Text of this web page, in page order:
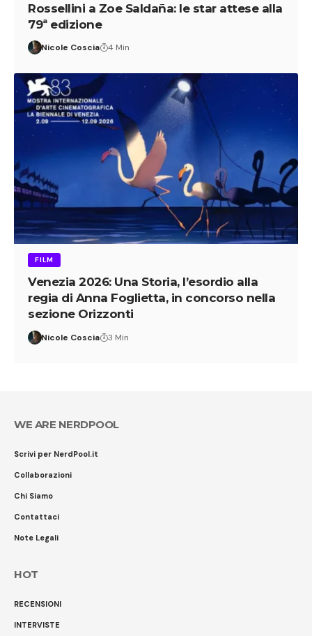
Rossellini a Zoe Saldaña: le star attese alla
79ª edizione
Nicole Coscia 4 Min
FILM
Venezia 2026: Una Storia, l’esordio alla
regia di Anna Foglietta, in concorso nella
sezione Orizzonti
Nicole Coscia 3 Min
WE ARE NERDPOOL
Scrivi per NerdPool.it
Collaborazioni
Chi Siamo
Contattaci
Note Legali
HOT
RECENSIONI
INTERVISTE